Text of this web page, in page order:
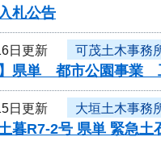
札公告
日更新 可茂土木事務
】県単 都市公園事業
日更新 大垣土木事務
暮R7-2号 県単 緊急